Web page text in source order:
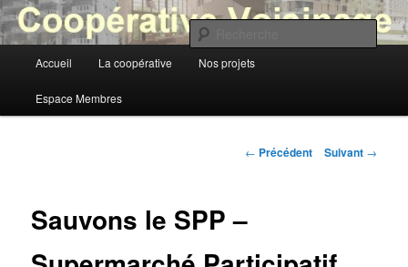
Aller
au
contenu
principalCoopérative Voisinage
Accueil La coopérative Nos projets
Espace Membres
Navigation
← Précédent Suivant →
Sauvons le SPP –